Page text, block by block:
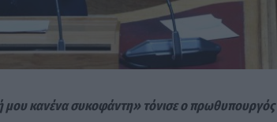
μου κανένα συκοφάντη» τόνισε ο πρωθυπουργός